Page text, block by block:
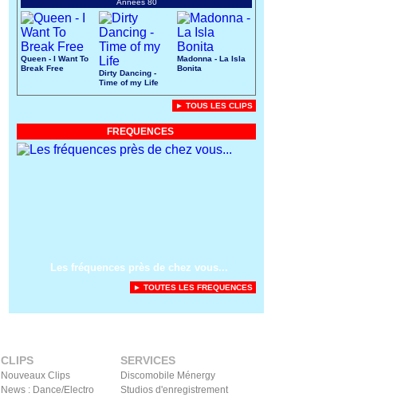
Années 80
Queen - I Want To
Break Free
Dirty Dancing -
Time of my Life
Madonna - La Isla
Bonita
► TOUS LES CLIPS
FREQUENCES
Les fréquences près de chez vous...
► TOUTES LES FREQUENCES
CLIPS
Nouveaux Clips
News : Dance/Electro
SERVICES
Discomobile Ménergy
Studios d'enregistrement